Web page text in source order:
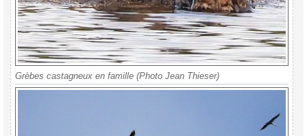
Grèbes castagneux en famille (Photo Jean Thieser)